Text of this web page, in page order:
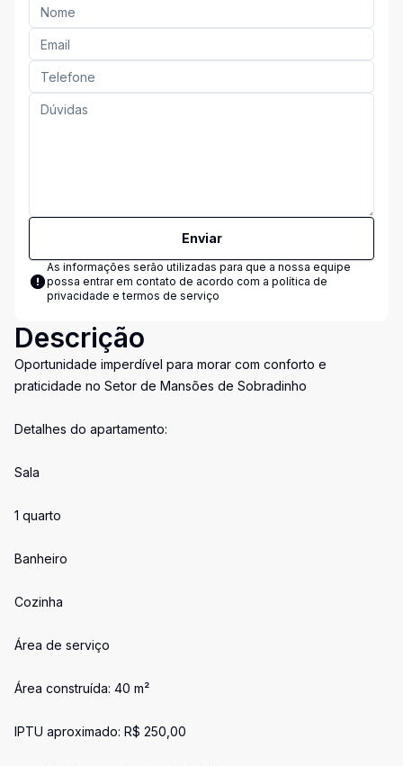
Enviar
As informações serão utilizadas para que a nossa equipe
possa entrar em contato de acordo com a política de
privacidade e termos de serviço
Descrição
Oportunidade imperdível para morar com conforto e
praticidade no Setor de Mansões de Sobradinho
Detalhes do apartamento:
Sala
1 quarto
Banheiro
Cozinha
Área de serviço
Área construída: 40 m²
IPTU aproximado: R$ 250,00